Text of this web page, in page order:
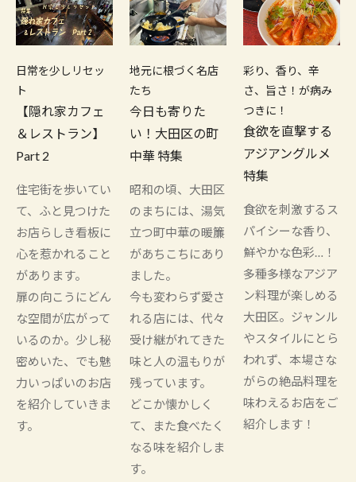
日常を少しリセッ
ト
【隠れ家カフェ
＆レストラン】
Part 2
住宅街を歩いてい
て、ふと見つけた
お店らしき看板に
心を惹かれること
があります。
扉の向こうにどん
な空間が広がって
いるのか。少し秘
密めいた、でも魅
力いっぱいのお店
を紹介していきま
す。
地元に根づく名店
たち
今日も寄りた
い！大田区の町
中華 特集
昭和の頃、大田区
のまちには、湯気
立つ町中華の暖簾
があちこちにあり
ました。
今も変わらず愛さ
れる店には、代々
受け継がれてきた
味と人の温もりが
残っています。
どこか懐かしく
て、また食べたく
なる味を紹介しま
す。
彩り、香り、辛
さ、旨さ！が病み
つきに！
食欲を直撃する
アジアングルメ
特集
食欲を刺激するス
パイシーな香り、
鮮やかな色彩…！
多種多様なアジア
ン料理が楽しめる
大田区。ジャンル
やスタイルにとら
われず、本場さな
がらの絶品料理を
味わえるお店をご
紹介します！